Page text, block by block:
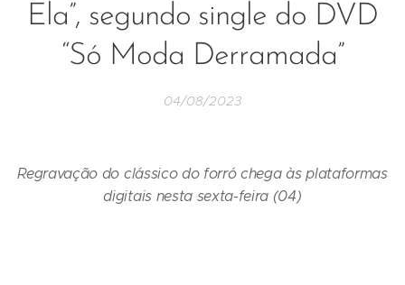
Ela”, segundo single do DVD
“Só Moda Derramada”
04/08/2023
Regravação do clássico do forró chega às plataformas
digitais nesta sexta-feira (04)